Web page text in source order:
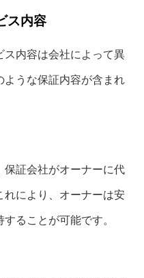
ス内容
ス内容は会社によって異
ような保証内容が含まれ
保証会社がオーナーに代
れにより、オーナーは安
ることが可能です。